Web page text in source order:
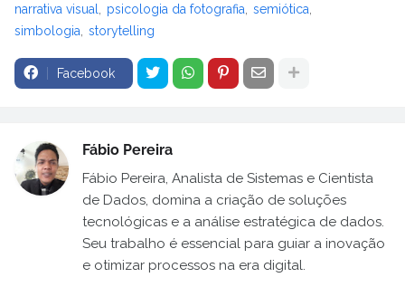
narrativa visual
psicologia da fotografia
semiótica
simbologia
storytelling
Facebook
Fábio Pereira
Fábio Pereira, Analista de Sistemas e Cientista
de Dados, domina a criação de soluções
tecnológicas e a análise estratégica de dados.
Seu trabalho é essencial para guiar a inovação
e otimizar processos na era digital.